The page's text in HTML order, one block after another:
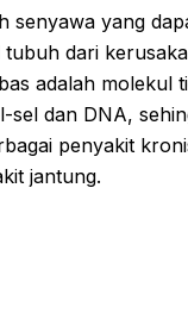
senyawa yang
tubuh dari
adalah molekul
sel dan DNA,
penyakit
jantung.